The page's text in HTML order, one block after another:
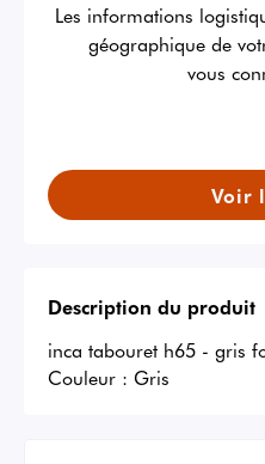
Les informations
géographique de
vous
Voir
Description du produit
inca tabouret h65 - gris
Couleur : Gris